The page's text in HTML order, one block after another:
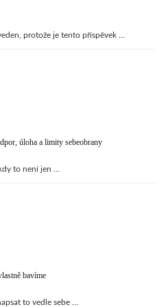
protože je tento příspěvek …
úloha a limity sebeobrany
to není jen …
bavíme
to vedle sebe …